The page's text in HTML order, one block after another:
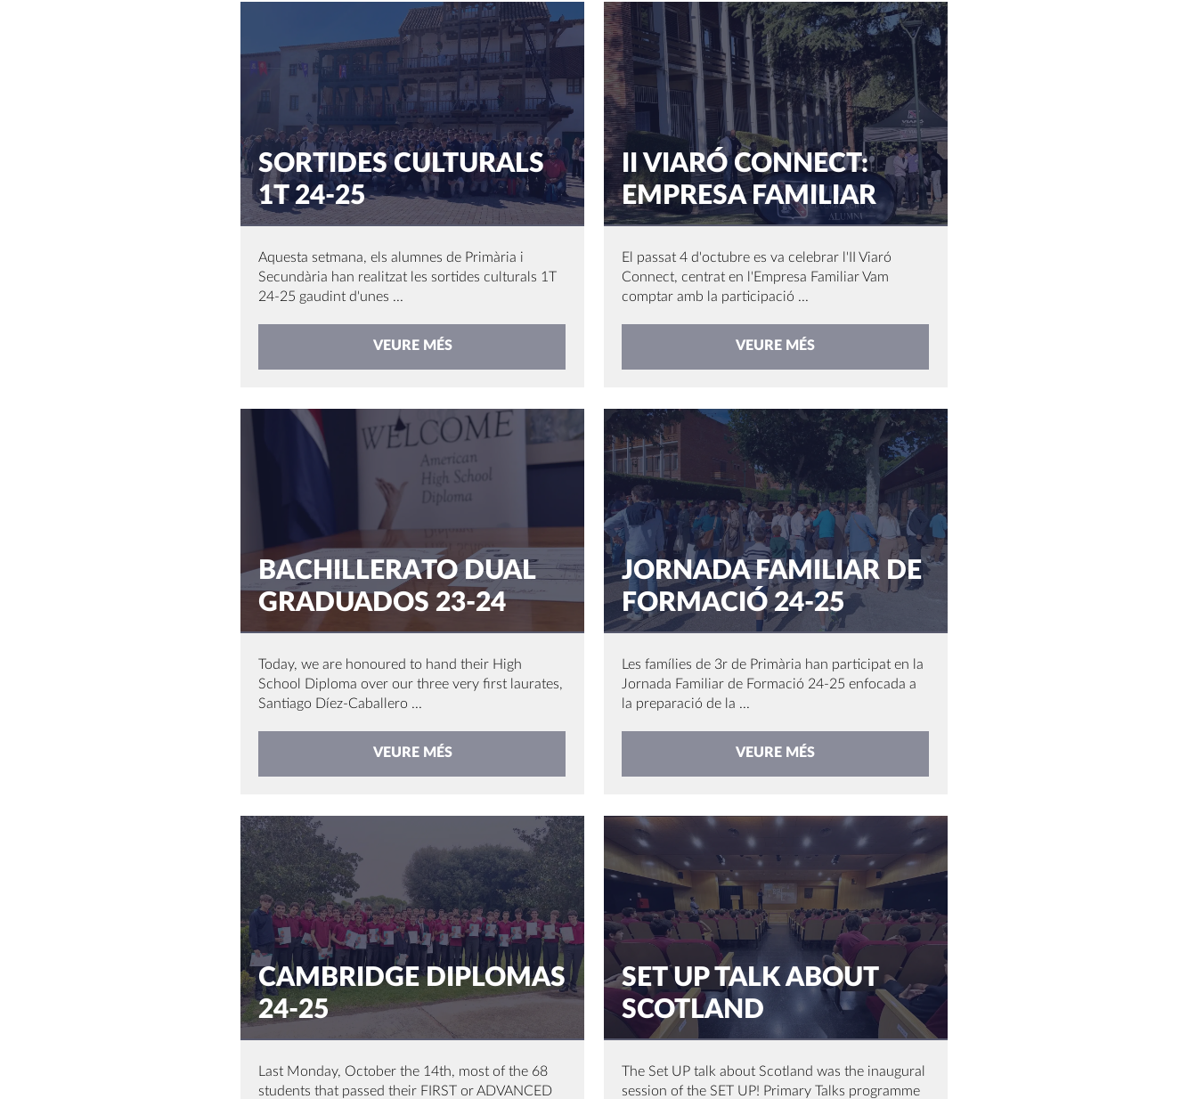
NOTÍCIES
SORTIDES CULTURALS
1T 24-25
Aquesta setmana, els alumnes de Primària i
Secundària han realitzat les sortides culturals 1T
24-25 gaudint d'unes ...
VEURE MÉS
II VIARÓ CONNECT:
EMPRESA FAMILIAR
El passat 4 d'octubre es va celebrar l'II Viaró
Connect, centrat en l'Empresa Familiar Vam
comptar amb la participació ...
VEURE MÉS
BACHILLERATO DUAL
GRADUADOS 23-24
Today, we are honoured to hand their High
School Diploma over our three very first laurates,
Santiago Díez-Caballero ...
VEURE MÉS
JORNADA FAMILIAR DE
FORMACIÓ 24-25
Les famílies de 3r de Primària han participat en la
Jornada Familiar de Formació 24-25 enfocada a
la preparació de la ...
VEURE MÉS
CAMBRIDGE DIPLOMAS
24-25
Last Monday, October the 14th, most of the 68
students that passed their FIRST or ADVANCED
SET UP TALK ABOUT
SCOTLAND
The Set UP talk about Scotland was the inaugural
session of the SET UP! Primary Talks programme